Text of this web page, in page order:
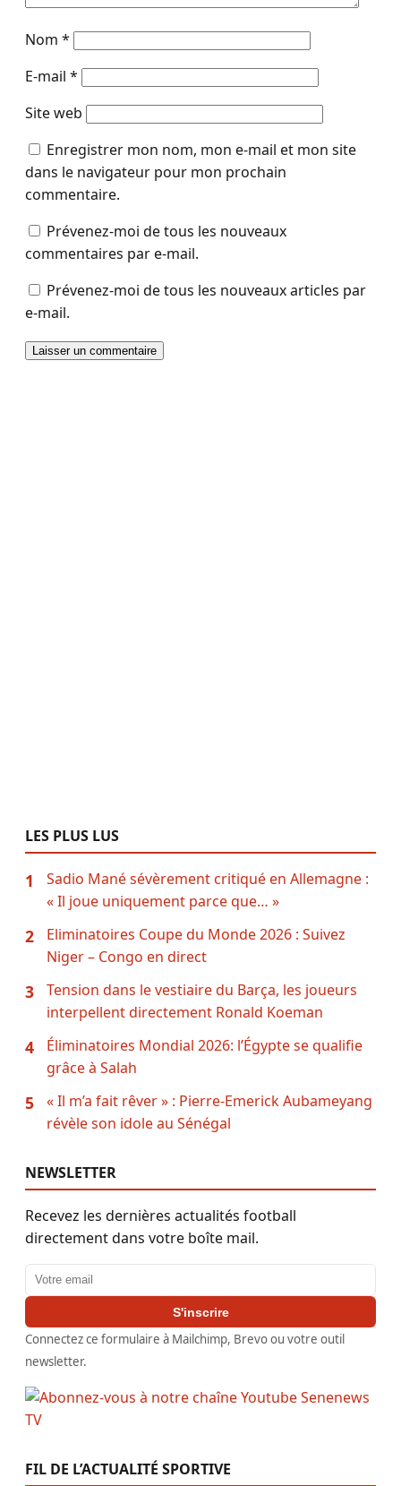
Nom *
E-mail *
Site web
Enregistrer mon nom, mon e-mail et mon site
dans le navigateur pour mon prochain
commentaire.
Prévenez-moi de tous les nouveaux
commentaires par e-mail.
Prévenez-moi de tous les nouveaux articles par
e-mail.
LES PLUS LUS
1
Sadio Mané sévèrement critiqué en Allemagne :
« Il joue uniquement parce que… »
2
Eliminatoires Coupe du Monde 2026 : Suivez
Niger – Congo en direct
3
Tension dans le vestiaire du Barça, les joueurs
interpellent directement Ronald Koeman
4
Éliminatoires Mondial 2026: l’Égypte se qualifie
grâce à Salah
5
« Il m’a fait rêver » : Pierre-Emerick Aubameyang
révèle son idole au Sénégal
NEWSLETTER
Recevez les dernières actualités football
directement dans votre boîte mail.
Adresse email
S'inscrire
Connectez ce formulaire à Mailchimp, Brevo ou votre outil
newsletter.
FIL DE L’ACTUALITÉ SPORTIVE